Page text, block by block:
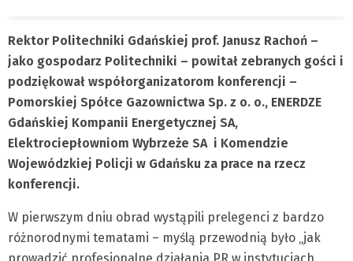
Rektor Politechniki Gdańskiej prof. Janusz Rachoń –
jako gospodarz Politechniki – powitał zebranych gości i
podziękował współorganizatorom konferencji –
Pomorskiej Spółce Gazownictwa Sp. z o. o., ENERDZE
Gdańskiej Kompanii Energetycznej SA,
Elektrociepłowniom Wybrzeże SA i Komendzie
Wojewódzkiej Policji w Gdańsku za prace na rzecz
konferencji.
W pierwszym dniu obrad wystąpili prelegenci z bardzo
różnorodnymi tematami – myślą przewodnią było „jak